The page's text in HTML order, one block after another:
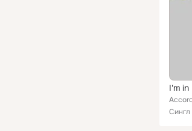
I'm in
Сингл